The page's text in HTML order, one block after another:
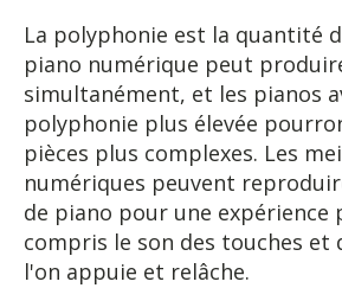
La polyphonie est la quantité
piano numérique peut
simultanément, et les pianos
polyphonie plus élevée
pièces plus complexes. Les
numériques peuvent
de piano pour une expérience
compris le son des touches et
l'on appuie et relâche.